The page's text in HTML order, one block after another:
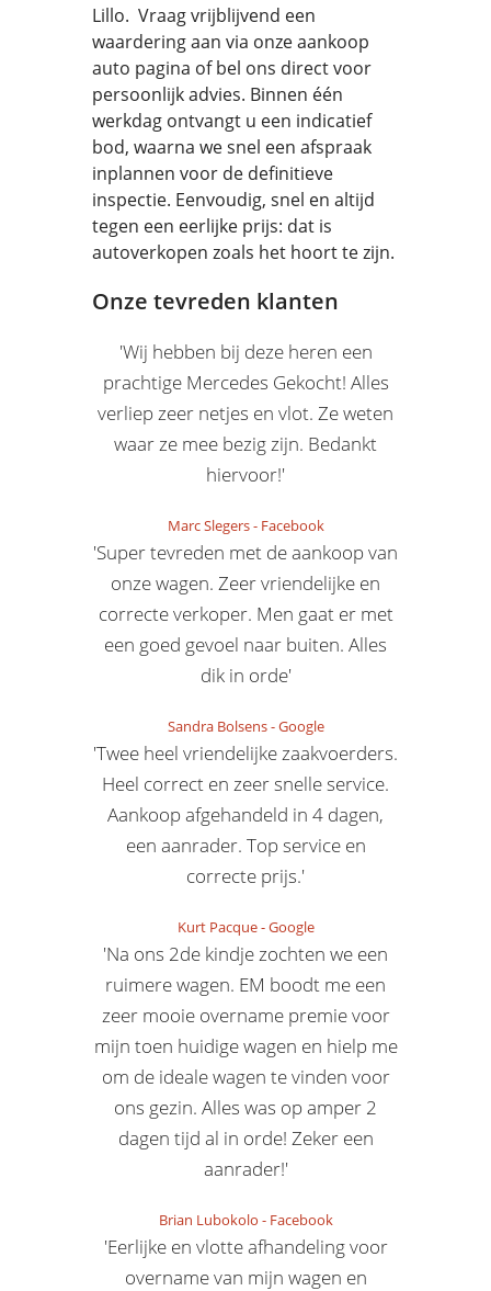
Lillo. Vraag vrijblijvend een
waardering aan via onze aankoop
auto pagina of bel ons direct voor
persoonlijk advies. Binnen één
werkdag ontvangt u een indicatief
bod, waarna we snel een afspraak
inplannen voor de definitieve
inspectie. Eenvoudig, snel en altijd
tegen een eerlijke prijs: dat is
autoverkopen zoals het hoort te zijn.
Onze tevreden klanten
'Wij hebben bij deze heren een
prachtige Mercedes Gekocht! Alles
verliep zeer netjes en vlot. Ze weten
waar ze mee bezig zijn. Bedankt
hiervoor!'
Marc Slegers- Facebook
'Super tevreden met de aankoop van
onze wagen. Zeer vriendelijke en
correcte verkoper. Men gaat er met
een goed gevoel naar buiten. Alles
dik in orde'
Sandra Bolsens-Google
'Twee heel vriendelijke zaakvoerders.
Heel correct en zeer snelle service.
Aankoop afgehandeld in 4 dagen,
een aanrader. Top service en
correcte prijs.'
Kurt Pacque-Google
'Na ons 2de kindje zochten we een
ruimere wagen. EM boodt me een
zeer mooie overname premie voor
mijn toen huidige wagen en hielp me
om de ideale wagen te vinden voor
ons gezin. Alles was op amper 2
dagen tijd al in orde! Zeker een
aanrader!'
Brian Lubokolo - Facebook
'Eerlijke en vlotte afhandeling voor
overname van mijn wagen en